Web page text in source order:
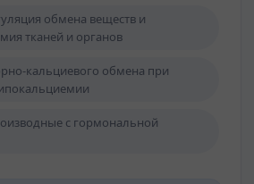
обмена веществ и
тканей и органов
кальциевого обмена при
с гормональной